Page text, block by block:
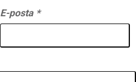
E-posta *